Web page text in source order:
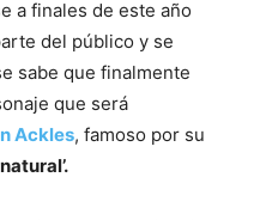
a finales de este año
del público y se
sabe que finalmente
que será
Ackles, famoso por su